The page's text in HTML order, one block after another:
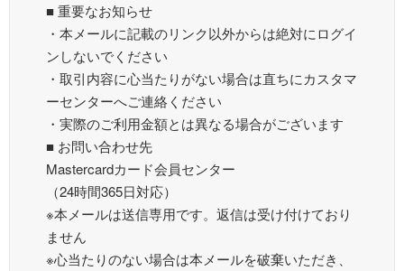
■ 重要なお知らせ
・本メールに記載のリンク以外からは絶対にログイ
ンしないでください
・取引内容に心当たりがない場合は直ちにカスタマ
ーセンターへご連絡ください
・実際のご利用金額とは異なる場合がございます
■ お問い合わせ先
Mastercardカード会員センター
（24時間365日対応）
※本メールは送信専用です。返信は受け付けており
ません
※心当たりのない場合は本メールを破棄いただき、